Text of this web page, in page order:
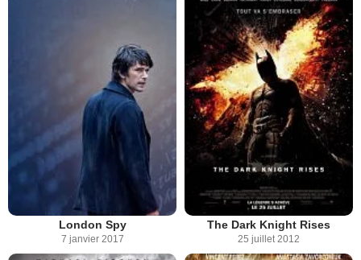
London Spy
7 janvier 2017
The Dark Knight Rises
25 juillet 2012